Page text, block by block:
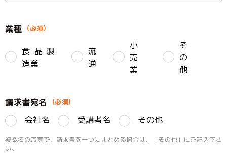
業種
食品製
造業
流
通
小
売
業
そ
の
他
請求書宛名
会社名
受講者名 その他
複数名の応募で、請求書を一つにまとめる場合は、「その他」にご記入下さ
い。